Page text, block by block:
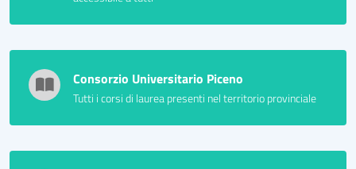
Consorzio Universitario Piceno
Tutti i corsi di laurea presenti nel territorio provinciale